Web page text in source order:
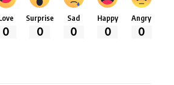
0
Surprise
0
Sad
0
Happy
0
Angry
0